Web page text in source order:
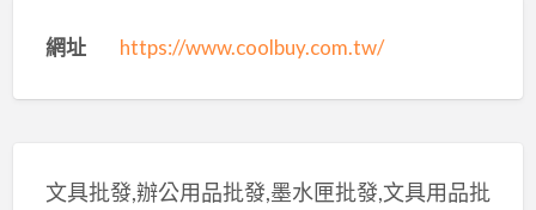
網址 https://www.coolbuy.com.tw/
文具批發,辦公用品批發,墨水匣批發,文具用品批